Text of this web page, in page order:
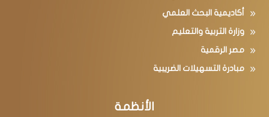
أكاديمية البحث العلمي
وزارة التربية والتعليم
مصر الرقمية
مبادرة التسهيلات الضريبية
الأنظمة